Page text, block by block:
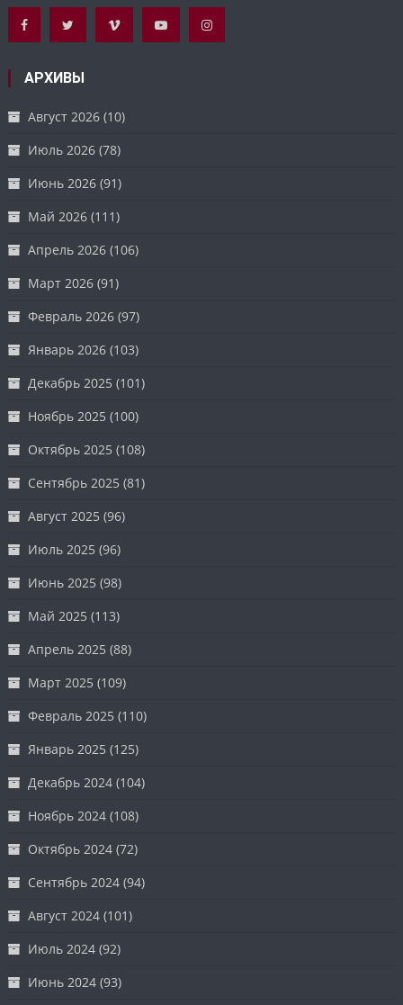
АРХИВЫ
Август 2026 (10)
Июль 2026 (78)
Июнь 2026 (91)
Май 2026 (111)
Апрель 2026 (106)
Март 2026 (91)
Февраль 2026 (97)
Январь 2026 (103)
Декабрь 2025 (101)
Ноябрь 2025 (100)
Октябрь 2025 (108)
Сентябрь 2025 (81)
Август 2025 (96)
Июль 2025 (96)
Июнь 2025 (98)
Май 2025 (113)
Апрель 2025 (88)
Март 2025 (109)
Февраль 2025 (110)
Январь 2025 (125)
Декабрь 2024 (104)
Ноябрь 2024 (108)
Октябрь 2024 (72)
Сентябрь 2024 (94)
Август 2024 (101)
Июль 2024 (92)
Июнь 2024 (93)